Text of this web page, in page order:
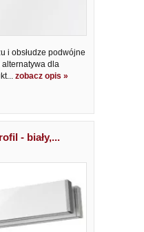
i obsłudze podwójne
dla
zobacz opis »
- biały,...